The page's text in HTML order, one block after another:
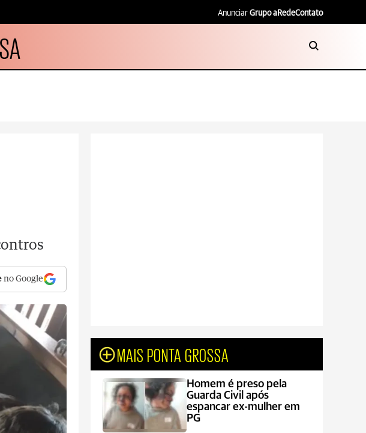
Anunciar Grupo aRedeContato
no Google
MAIS PONTA GROSSA
Homem é preso pela
Guarda Civil após
espancar ex-mulher em
PG